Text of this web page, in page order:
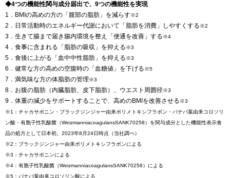
◆4つの機能性関与成分届出で、9つの機能性を実現
1．BMIの高めの方の「腹部の脂肪」を減らす※2
2．日常活動時のエネルギー代謝において「脂肪を消費」しやすくする※2
3．生きて腸まで届き腸内環境を整え「便通を改善」する※4
4．食事に含まれる「脂肪の吸収」を抑える※3
5．食後に上がる「血中中性脂肪」を抑える※3
6．健常な方の高めの空腹時の「血糖値」を下げる※5
7．満気味な方の体脂肪の管理※3
8．お腹の脂肪（内臓脂肪、皮下脂肪）、ウエスト周囲径※3
9．体重の減少をサポートすることで、高めのBMIを改善させる※3
※1：チャカサポニン・ブラックジンジャー由来ポリメトキシフラボン・バナバ葉由来コロソリ
ン酸・有胞子性乳酸菌（WeizmanniacoagulansSANK70258）を関与成分とした機能性表示食
品の処方として日本初。2023年8月24日時点（当社調べ）
※2：ブラックジンジャー由来ポリメトキシフラボンによる
※3：チャカサポニンによる
※4：有胞子性乳酸菌（WeizmanniacoagulansSANK70258）による
※5：バナバ葉由来コロソリン酸による